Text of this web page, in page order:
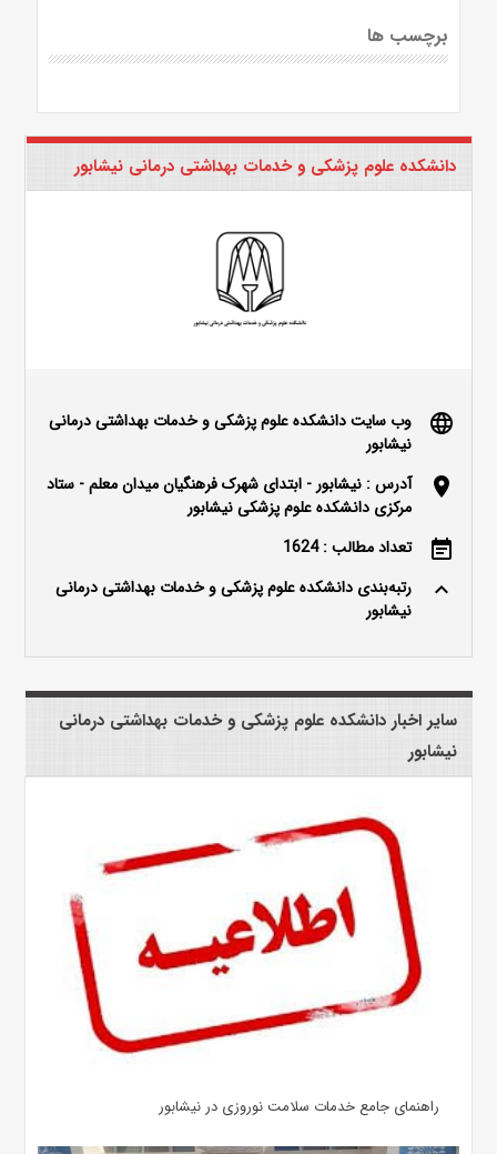
برچسب ها
دانشکده علوم پزشکی و خدمات بهداشتی درمانی نیشابور
language
وب سایت دانشکده علوم پزشکی و خدمات بهداشتی درمانی
نیشابور
location_on
آدرس : نیشابور - ابتدای شهرک فرهنگیان میدان معلم - ستاد
مرکزی دانشکده علوم پزشکی نیشابور
event_note تعداد مطالب : 1624
keyboard_arrow_up
رتبه‌بندی دانشکده علوم پزشکی و خدمات بهداشتی درمانی
نیشابور
سایر اخبار دانشکده علوم پزشکی و خدمات بهداشتی درمانی
نیشابور
راهنمای جامع خدمات سلامت نوروزی در نیشابور